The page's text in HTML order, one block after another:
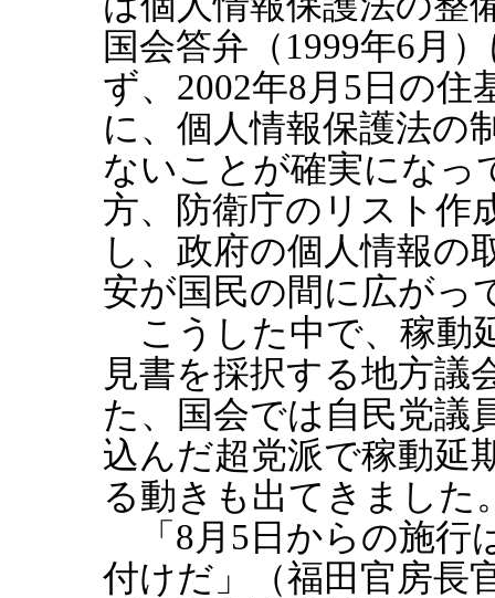
国会答弁（1999年6月
ず、2002年8月5日の住
に、個人情報保護法の
ないことが確実になっ
方、防衛庁のリスト作
し、政府の個人情報の
安が国民の間に広がっ
こうした中で、稼動
見書を採択する地方議
た、国会では自民党議
込んだ超党派で稼動延
る動きも出てきました
「8月5日からの施行
付けだ」（福田官房長